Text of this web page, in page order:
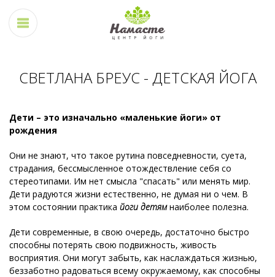
СВЕТЛАНА БРЕУС - ДЕТСКАЯ ЙОГА
Дети – это изначально «маленькие йоги» от
рождения
Они не знают, что такое рутина повседневности, суета,
страдания, бессмысленное отождествление себя со
стереотипами. Им нет смысла "спасать" или менять мир.
Дети радуются жизни естественно, не думая ни о чем. В
этом состоянии практика йоги детямнаиболее полезна.
Дети современные, в свою очередь, достаточно быстро
способны потерять свою подвижность, живость
восприятия. Они могут забыть, как наслаждаться жизнью,
беззаботно радоваться всему окружаемому, как способны